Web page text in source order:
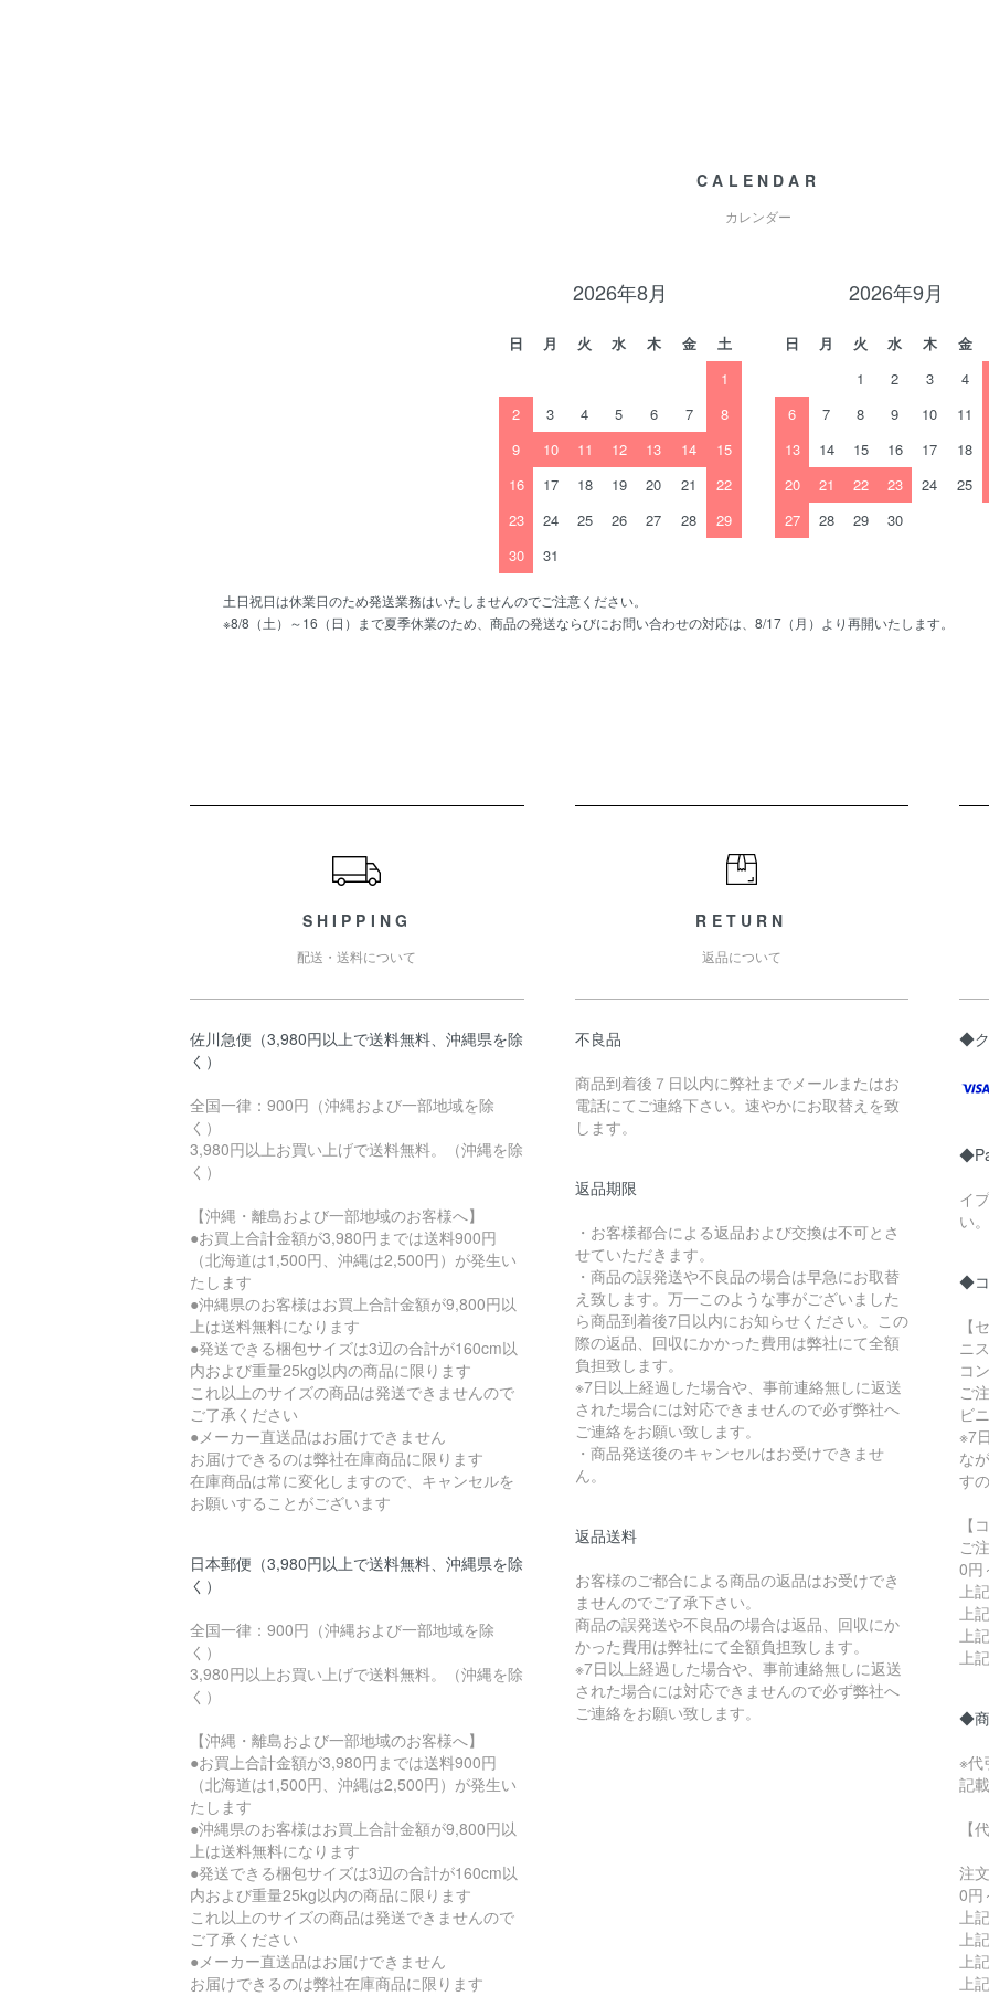
CALENDAR
カレンダー
2026年8月
日 月 火 水 木 金
土
1
2
3 4 5 6 7
8
9
10 11 12 13 14
15
16
17 18 19 20 21
22
23
24 25 26 27 28
29
30
31
2026年9月
日 月 火 水 木 金
1
2 3 4
6
7 8 9 10 11
13
14 15 16 17 18
20
21 22 23 24 25
27
28 29 30
土日祝日は休業日のため発送業務はいたしませんのでご注意ください。
※8/8（土）～16（日）まで夏季休業のため、商品の発送ならびにお問い合わせの対応は、8/17（月）より再開いたします。
SHIPPING
配送・送料について
佐川急便（3,980円以上で送料無料、沖縄県を除
く）
全国一律：900円（沖縄および一部地域を除
く）
3,980円以上お買い上げで送料無料。（沖縄を除
く）
【沖縄・離島および一部地域のお客様へ】
●お買上合計金額が3,980円までは送料900円
（北海道は1,500円、沖縄は2,500円）が発生い
たします
●沖縄県のお客様はお買上合計金額が9,800円以
上は送料無料になります
●発送できる梱包サイズは3辺の合計が160cm以
内および重量25kg以内の商品に限ります
これ以上のサイズの商品は発送できませんので
ご了承ください
●メーカー直送品はお届けできません
お届けできるのは弊社在庫商品に限ります
在庫商品は常に変化しますので、キャンセルを
お願いすることがございます
日本郵便（3,980円以上で送料無料、沖縄県を除
く）
全国一律：900円（沖縄および一部地域を除
く）
3,980円以上お買い上げで送料無料。（沖縄を除
く）
【沖縄・離島および一部地域のお客様へ】
●お買上合計金額が3,980円までは送料900円
（北海道は1,500円、沖縄は2,500円）が発生い
たします
●沖縄県のお客様はお買上合計金額が9,800円以
上は送料無料になります
●発送できる梱包サイズは3辺の合計が160cm以
内および重量25kg以内の商品に限ります
これ以上のサイズの商品は発送できませんので
ご了承ください
●メーカー直送品はお届けできません
お届けできるのは弊社在庫商品に限ります
RETURN
返品について
不良品
商品到着後７日以内に弊社までメールまたはお
電話にてご連絡下さい。速やかにお取替えを致
します。
返品期限
・お客様都合による返品および交換は不可とさ
せていただきます。
・商品の誤発送や不良品の場合は早急にお取替
え致します。万一このような事がございました
ら商品到着後7日以内にお知らせください。この
際の返品、回収にかかった費用は弊社にて全額
負担致します。
※7日以上経過した場合や、事前連絡無しに返送
された場合には対応できませんので必ず弊社へ
ご連絡をお願い致します。
・商品発送後のキャンセルはお受けできませ
ん。
返品送料
お客様のご都合による商品の返品はお受けでき
ませんのでご了承下さい。
商品の誤発送や不良品の場合は返品、回収にか
かった費用は弊社にて全額負担致します。
※7日以上経過した場合や、事前連絡無しに返送
された場合には対応できませんので必ず弊社へ
ご連絡をお願い致します。
◆ク
イ
い。
◆コ
【
ニ
コ
ご
ビ
※7
な
す
【
ご
0円
上
上
上
上
◆商
※代
記載
【
注
0円
上
上
上
上